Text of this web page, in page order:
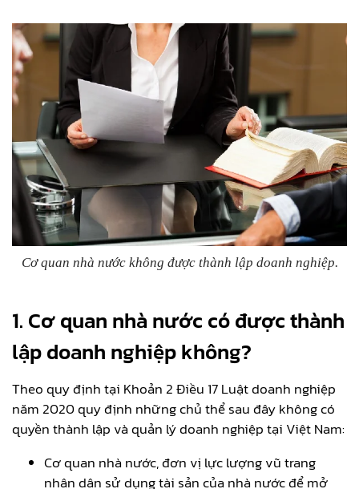
Cơ quan nhà nước không được thành lập doanh nghiệp.
1. Cơ quan nhà nước có được thành
lập doanh nghiệp không?
Theo quy định tại Khoản 2 Điều 17 Luật doanh nghiệp
năm 2020 quy định những chủ thể sau đây không có
quyền thành lập và quản lý doanh nghiệp tại Việt Nam:
Cơ quan nhà nước, đơn vị lực lượng vũ trang
nhân dân sử dụng tài sản của nhà nước để mở